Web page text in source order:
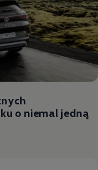
o niemal jedną